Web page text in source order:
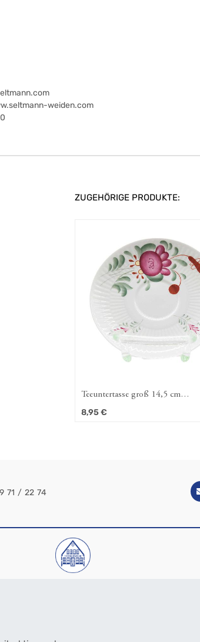
weiden.com
ZUGEHÖRIGE PRODUKTE:
Teeuntertasse groß 14,5 cm
Ostfriesenrose (Amina)
8,95€
71 / 22 74